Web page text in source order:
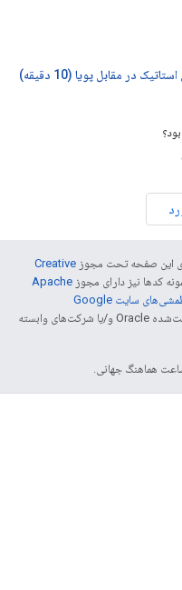
در مقابل پویا (10 دقیقه)
این صفحه تحت مجوز Creative
کدها نیز دارای مجوز Apache
خطمشی‌های سایت Google
مراجعه کنید. جاوا علامت تجاری ثبت‌شده Oracle و/یا شرکت‌های وابسته